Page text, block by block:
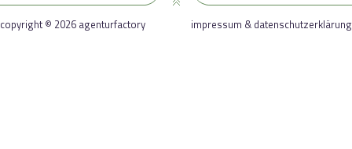
copyright © 2026 agenturfactory impressum & datenschutzerklärung